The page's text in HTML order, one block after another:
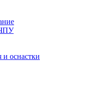
и оснастки